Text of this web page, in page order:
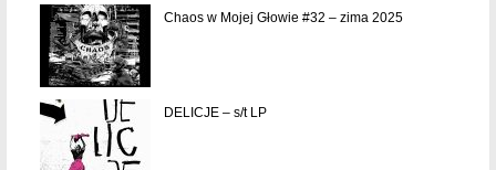
Chaos w Mojej Głowie #32 – zima 2025
DELICJE – s/t LP